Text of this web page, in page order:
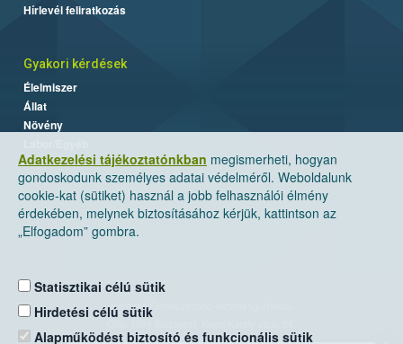
Adatkezelési tájékoztatónkban megismerheti, hogyan
gondoskodunk személyes adatai védelméről. Weboldalunk
cookie-kat (sütiket) használ a jobb felhasználói élmény
érdekében, melynek biztosításához kérjük, kattintson az
„Elfogadom” gombra.
Statisztikai célú sütik
Hirdetési célú sütik
Alapműködést biztosító és funkcionális sütik
Hírlevél feliratkozás
Gyakori kérdések
Élelmiszer
Állat
Növény
Nemzeti Élelmiszerlánc-biztonsági Hivatal
Levelezési cím: 1525 Budapest. Pf. 30.